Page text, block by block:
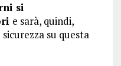
si
e sarà, quindi,
su questa